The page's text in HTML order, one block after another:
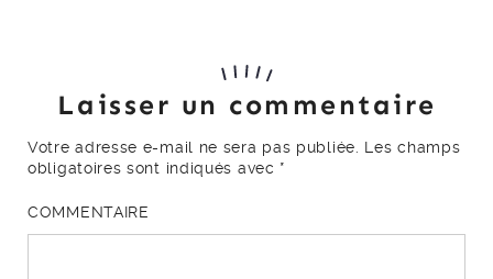
Laisser un commentaire
Votre adresse e-mail ne sera pas publiée.
Les champs
obligatoires sont indiqués avec *
COMMENTAIRE